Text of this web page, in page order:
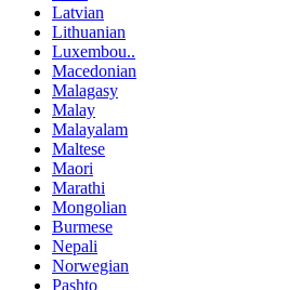
Latvian
Lithuanian
Luxembou..
Macedonian
Malagasy
Malay
Malayalam
Maltese
Maori
Marathi
Mongolian
Burmese
Nepali
Norwegian
Pashto